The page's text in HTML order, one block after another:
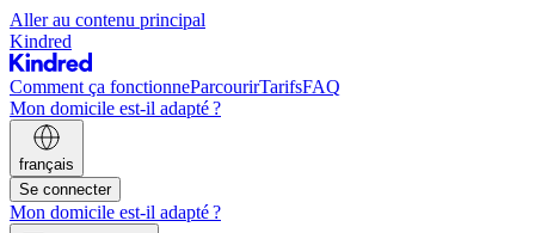
Aller au contenu principal
Kindred
Comment ça fonctionneParcourirTarifsFAQ
Mon domicile est-il adapté ?
français
Se connecter
Mon domicile est-il adapté ?